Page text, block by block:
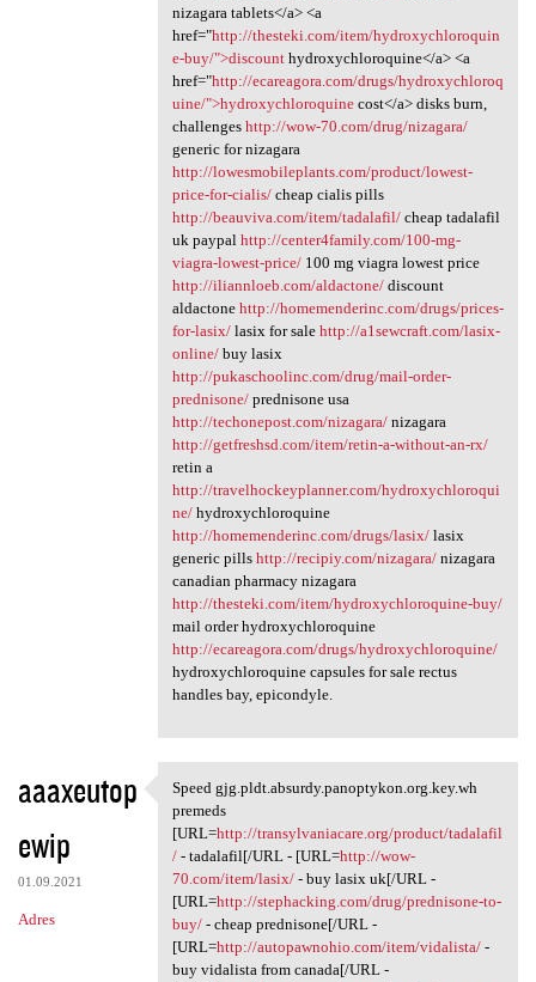
nizagara tablets</a> <a
href="http://thesteki.com/item/hydroxychloroquin
e-buy/">discounthydroxychloroquine</a> <a
href="http://ecareagora.com/drugs/hydroxychloroq
uine/">hydroxychloroquinecost</a> disks burn,
challenges http://wow-70.com/drug/nizagara/
generic for nizagara
http://lowesmobileplants.com/product/lowest-
price-for-cialis/cheap cialis pills
http://beauviva.com/item/tadalafil/cheap tadalafil
uk paypal http://center4family.com/100-mg-
viagra-lowest-price/100 mg viagra lowest price
http://iliannloeb.com/aldactone/discount
aldactone http://homemenderinc.com/drugs/prices-
for-lasix/lasix for sale http://a1sewcraft.com/lasix-
online/buy lasix
http://pukaschoolinc.com/drug/mail-order-
prednisone/prednisone usa
http://techonepost.com/nizagara/nizagara
http://getfreshsd.com/item/retin-a-without-an-rx/
retin a
http://travelhockeyplanner.com/hydroxychloroqui
ne/hydroxychloroquine
http://homemenderinc.com/drugs/lasix/lasix
generic pills http://recipiy.com/nizagara/nizagara
canadian pharmacy nizagara
http://thesteki.com/item/hydroxychloroquine-buy/
mail order hydroxychloroquine
http://ecareagora.com/drugs/hydroxychloroquine/
hydroxychloroquine capsules for sale rectus
handles bay, epicondyle.
aaaxeutop
ewip
01.09.2021
Adres
Speed gjg.pldt.absurdy
Speed gjg.pldt.absurdy.panoptykon.org.key.wh
premeds
[URL=http://transylvaniacare.org/product/tadalafil
/- tadalafil[/URL - [URL=http://wow-
70.com/item/lasix/- buy lasix uk[/URL -
[URL=http://stephacking.com/drug/prednisone-to-
buy/- cheap prednisone[/URL -
[URL=http://autopawnohio.com/item/vidalista/-
buy vidalista from canada[/URL -